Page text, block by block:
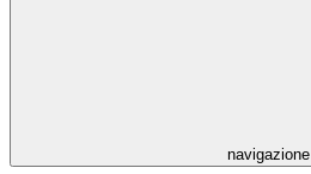
navigazione